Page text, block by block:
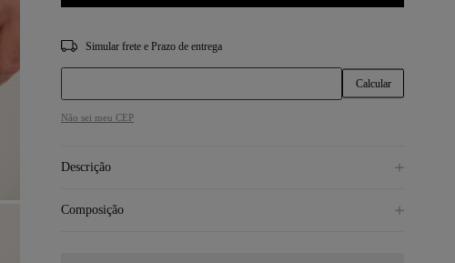
CEP
Não sei meu CEP
Descrição
Composição